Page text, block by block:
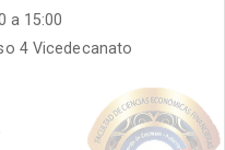
a 15:00
4 Vicedecanato